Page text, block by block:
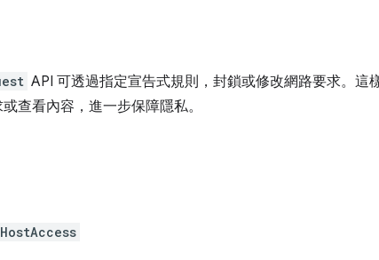
API 可透過指定宣告式規則，封鎖或修改網路要求。這
查看內容，進一步保障隱私。